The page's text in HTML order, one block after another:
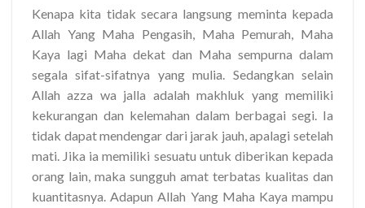
Kenapa kita tidak secara langsung meminta kepada
Allah Yang Maha Pengasih, Maha Pemurah, Maha
Kaya lagi Maha dekat dan Maha sempurna dalam
segala sifat-sifatnya yang mulia. Sedangkan selain
Allah azza wa jalla adalah makhluk yang memiliki
kekurangan dan kelemahan dalam berbagai segi. Ia
tidak dapat mendengar dari jarak jauh, apalagi setelah
mati. Jika ia memiliki sesuatu untuk diberikan kepada
orang lain, maka sungguh amat terbatas kualitas dan
kuantitasnya. Adapun Allah Yang Maha Kaya mampu